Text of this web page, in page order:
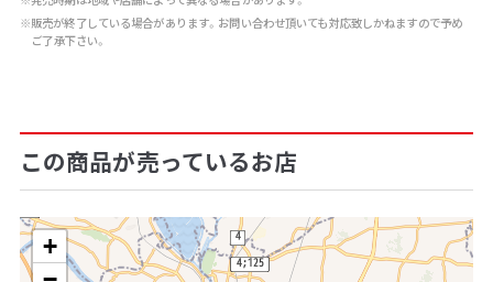
※販売が終了している場合があります。お問い合わせ頂いても対応致しかねますので予め
ご了承下さい。
この商品が売っているお店
+